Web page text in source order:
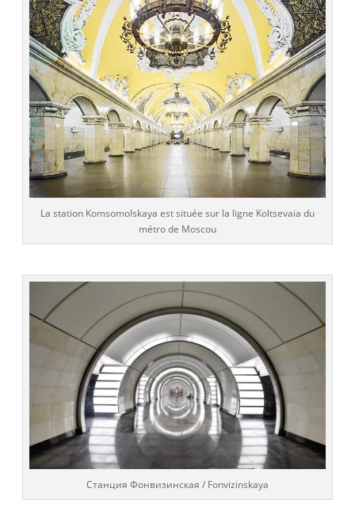
La station Komsomolskaya est située sur la ligne Koltsevaïa du
métro de Moscou
Cтанция Фонвизинская / Fonvizinskaya